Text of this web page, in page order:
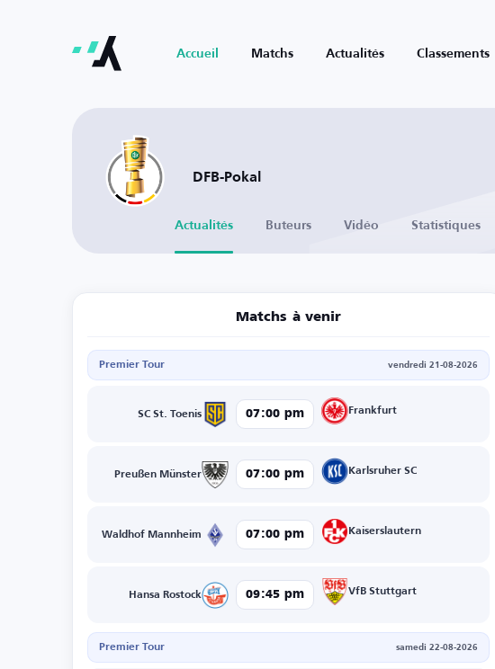
Accueil Matchs Actualités Classements
DFB-Pokal
Actualités Buteurs Vidéo Statistiques
Matchs à venir
Premier Tour vendredi 21-08-2026
SC St. Toenis 07:00 pm Frankfurt
Preußen Münster 07:00 pm Karlsruher SC
Waldhof Mannheim 07:00 pm Kaiserslautern
Hansa Rostock 09:45 pm VfB Stuttgart
Premier Tour samedi 22-08-2026